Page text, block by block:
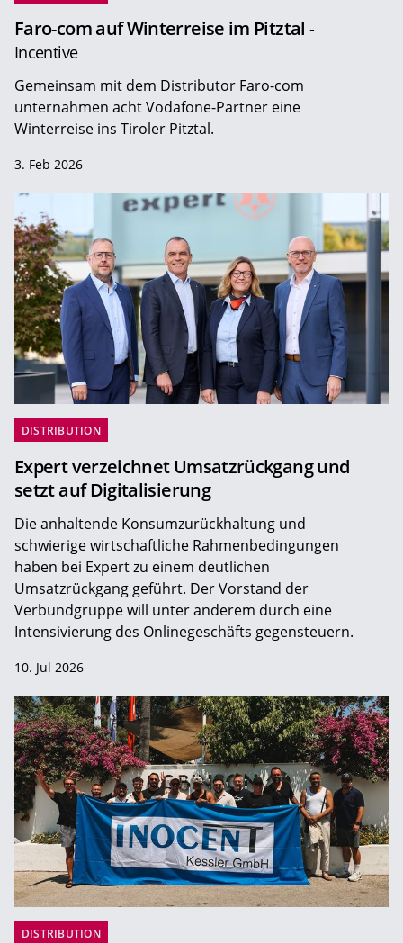
Faro-com auf Winterreise im Pitztal -
Incentive
Gemeinsam mit dem Distributor Faro-com
unternahmen acht Vodafone-Partner eine
Winterreise ins Tiroler Pitztal.
3. Feb 2026
DISTRIBUTION
Expert verzeichnet Umsatzrückgang und
setzt auf Digitalisierung
Die anhaltende Konsumzurückhaltung und
schwierige wirtschaftliche Rahmenbedingungen
haben bei Expert zu einem deutlichen
Umsatzrückgang geführt. Der Vorstand der
Verbundgruppe will unter anderem durch eine
Intensivierung des Onlinegeschäfts gegensteuern.
10. Jul 2026
DISTRIBUTION